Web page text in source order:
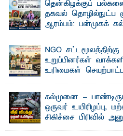
கலைக்கப்படாது" என்ற
தென்கிழக்குப்
தகவல் தொழில்நுட்ப
ஆரம்பம்: பன்முகக்
பேராசிரியர் எம். எம். பாஸில்
தெ ன்கிழக்குப்
பீடத்தின் புவியியல் துறையினால்
NGO
உறுப்பினர்கள்
உரிமைகள்
ஜே. எப். காமிலா பேகம்- இ லங்கை
அமைப்புகள் (NGO) தொடர்பான
கல்முனை -
ஒருவர் உயிரிழப்பு,
சிகிச்சை பிரிவில்